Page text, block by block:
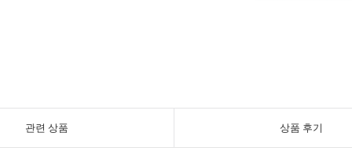
관련 상품 상품 후기